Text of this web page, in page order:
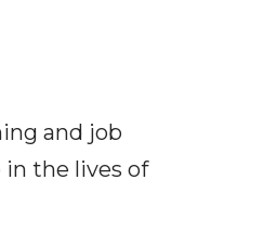
and job
the lives of